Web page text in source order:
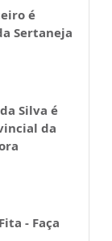
é
Sertaneja
Silva é
da
- Faça